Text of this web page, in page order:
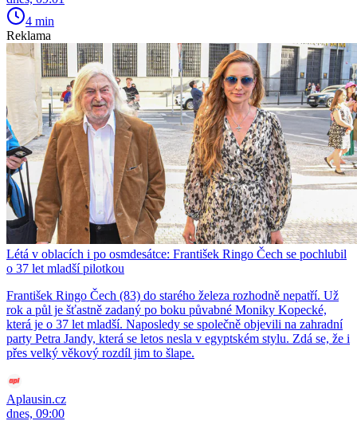
4 min
Reklama
Létá v oblacích i po osmdesátce: František Ringo Čech se pochlubil
o 37 let mladší pilotkou
František Ringo Čech (83) do starého železa rozhodně nepatří. Už
rok a půl je šťastně zadaný po boku půvabné Moniky Kopecké,
která je o 37 let mladší. Naposledy se společně objevili na zahradní
party Petra Jandy, která se letos nesla v egyptském stylu. Zdá se, že i
přes velký věkový rozdíl jim to šlape.
Aplausin.cz
dnes, 09:00